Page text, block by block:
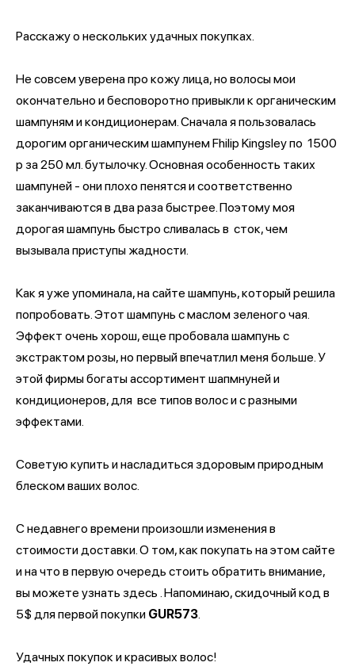
Расскажу о нескольких удачных покупках.
Не совсем уверена про кожу лица, но волосы мои
окончательно и бесповоротно привыкли к органическим
шампуням и кондиционерам. Сначала я пользовалась
дорогим органическим шампунем Fhilip Kingsley по 1500
р за 250 мл. бутылочку. Основная особенность таких
шампуней - они плохо пенятся и соответственно
заканчиваются в два раза быстрее. Поэтому моя
дорогая шампунь быстро сливалась в сток, чем
вызывала приступы жадности.
Как я уже упоминала, на сайте шампунь, который решила
попробовать. Этот шампунь с маслом зеленого чая.
Эффект очень хорош, еще пробовала шампунь с
экстрактом розы, но первый впечатлил меня больше. У
этой фирмы богаты ассортимент шапмнуней и
кондиционеров, для все типов волос и с разными
эффектами.
Советую купить и насладиться здоровым природным
блеском ваших волос.
С недавнего времени произошли изменения в
стоимости доставки. О том, как покупать на этом сайте
и на что в первую очередь стоить обратить внимание,
вы можете узнать здесь . Напоминаю, скидочный код в
5$ для первой покупки GUR573
Удачных покупок и красивых волос!